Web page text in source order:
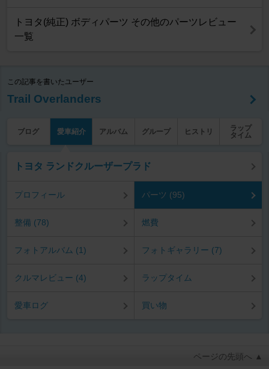
トヨタ(純正) ボディパーツ その他のパーツレビュー
一覧
この記事を書いたユーザー
Trail Overlanders
ブログ 愛車紹介 アルバム グループ ヒストリ
ラップ
タイム
トヨタ ランドクルーザープラド
プロフィール パーツ (95)
整備 (78) 燃費
フォトアルバム (1) フォトギャラリー (7)
クルマレビュー (4) ラップタイム
愛車ログ 買い物
ページの先頭へ ▲